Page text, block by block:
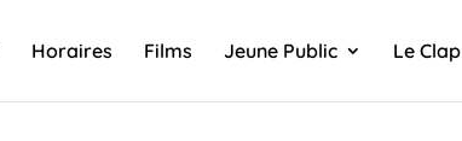
Horaires Films Jeune Public Le Clap